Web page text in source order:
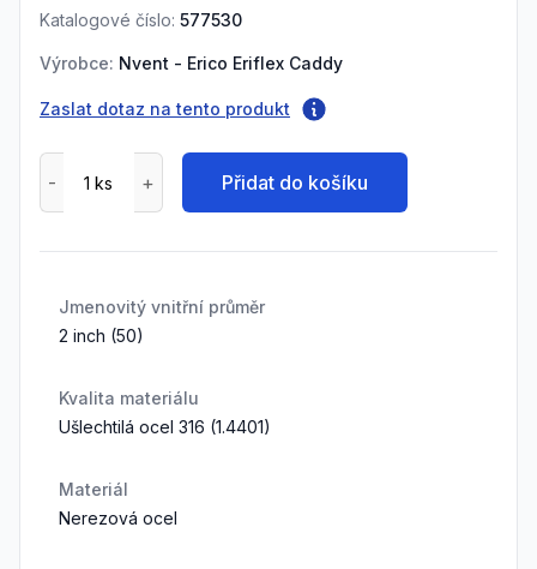
Katalogové číslo: 577530
Výrobce: Nvent - Erico Eriflex Caddy
Zaslat dotaz na tento produkt
Přidat do košíku
Jmenovitý vnitřní průměr
2 inch (50)
Kvalita materiálu
Ušlechtilá ocel 316 (1.4401)
Materiál
Nerezová ocel